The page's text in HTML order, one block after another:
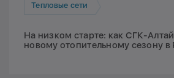
Тепловые сети
На низком старте: как СГК-Алтай
новому отопительному сезону в